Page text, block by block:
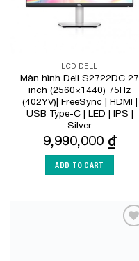
LCD DELL
Màn hình Dell S2722DC 27
inch (2560×1440) 75Hz
(402YV)| FreeSync | HDMI |
USB Type-C | LED | IPS |
Silver
9,990,000 ₫
ADD TO CART